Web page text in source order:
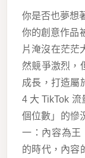
你是否也夢想
你的創意作品
片淹沒在茫茫
然競爭激烈，
成長，打造屬
4 大 TikTok
個位數」的慘
一：內容為王
的時代，內容